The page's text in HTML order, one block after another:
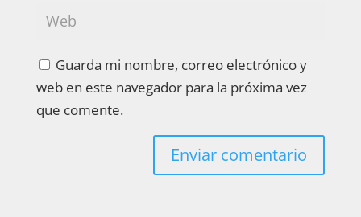
Guarda mi nombre, correo electrónico y
web en este navegador para la próxima vez
que comente.